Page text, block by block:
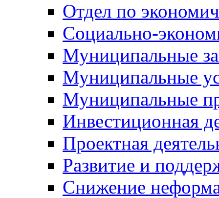
Отдел по
Социально-
Муниципальные
Муниципальные
Муниципальные
Инвестиционная
Проектная
Развитие и
Снижение